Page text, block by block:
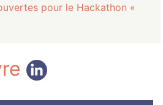
pour le Hackathon «